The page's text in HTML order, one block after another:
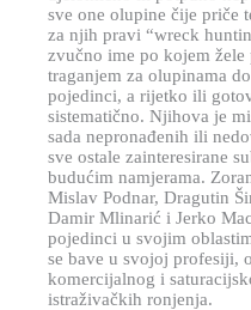
sve one olupine čije priče
za njih pravi “wreck
zvučno ime po kojem
traganjem za olupinama
pojedinci, a rijetko ili
sistematično. Njihova je
sada nepronađenih ili
sve ostale zainteresirane
budućim namjerama.
Mislav Podnar, Dragutin
Damir Mlinarić i Jerko
pojedinci u svojim
se bave u svojoj profesiji,
komercijalnog i
istraživačkih ronjenja.